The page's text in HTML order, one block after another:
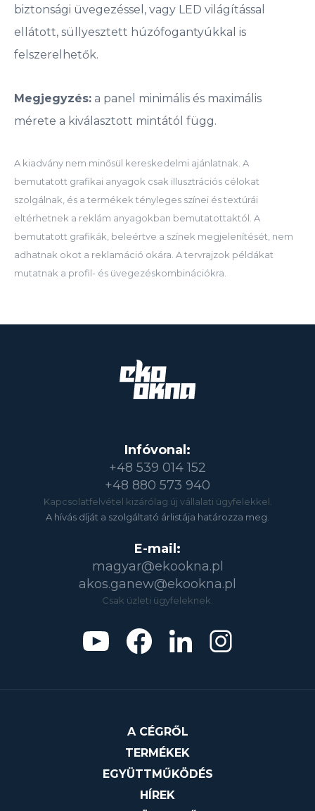
biztonsági üvegezéssel, vagy LED világítással
ellátott, süllyesztett húzófogantyúkkal is
felszerelhetők.
Megjegyzés: a panel minimális és maximális
mérete a kiválasztott mintától függ.
A kiadvány nem minősül kereskedelmi ajánlatnak. A
bemutatott grafikai anyagok csak illusztrációs célokat
szolgálnak, és a termékek tényleges színei és textúrái
eltérhetnek a reklám anyagokban bemutatottaktól. A
bemutatott grafikák, beleértve a színek megjelenítését, nem
adhatnak okot a reklamáció okára. A tervrajzok példákat
mutatnak a profil- és üvegezéskombinációkra.
Infóvonal:
+48 539 014 152
+48 880 573 940
Kapcsolatfelvétel kizárólag új vállalati ügyfelekkel.
A hívás díját a szolgáltató árlistája határozza meg.
E-mail:
magyar@ekookna.pl
akos.ganew@ekookna.pl
Csak üzleti ügyfeleknek.
A CÉGRŐL
TERMÉKEK
EGYÜTTMŰKÖDÉS
HÍREK